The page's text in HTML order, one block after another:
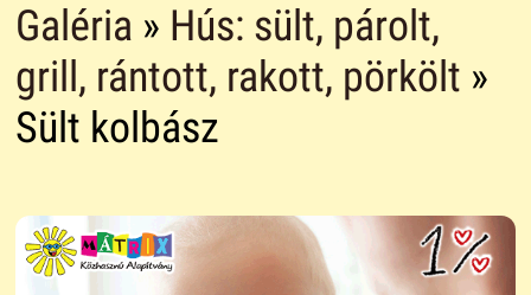
Galéria » Hús: sült, párolt,
grill, rántott, rakott, pörkölt »
Sült kolbász